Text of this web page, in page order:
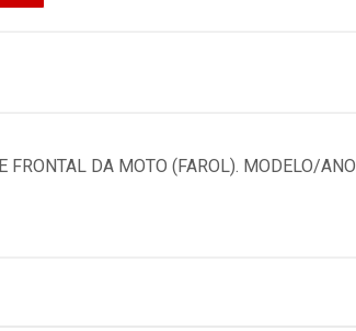
FRONTAL DA MOTO (FAROL). MODELO/ANO